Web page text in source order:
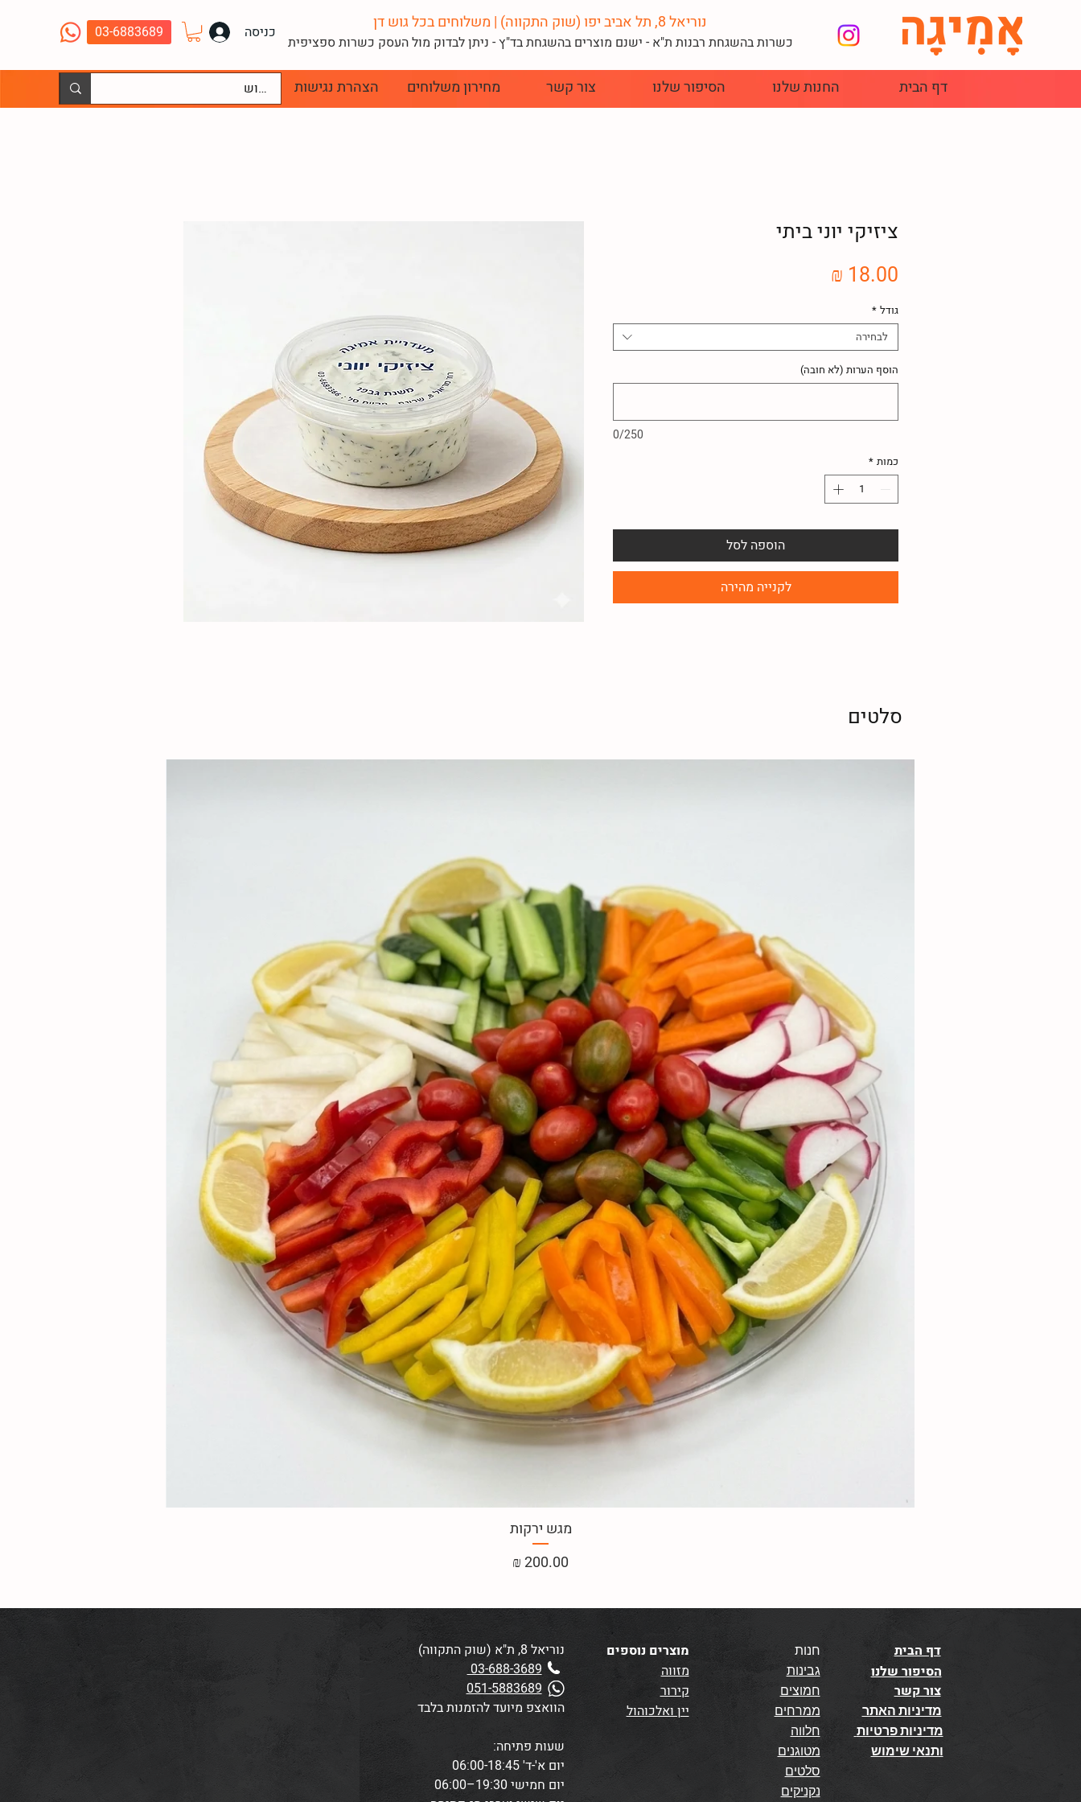
03-6883689 כניסה נוריאל 8, תל אביב יפו (שוק התקווה) | משלוחים בכל גוש דן
כשרות בהשגחת רבנות ת"א - ישנם מוצרים בהשגחת בד"ץ - ניתן לבדוק מול העסק כשרות ספציפית
דף הבית החנות שלנו הסיפור שלנו צור קשר מחירון משלוחים הצהרת נגישות
ציזיקי יוני ביתי
גודל *
לבחירה
הוסף הערות (לא חובה)
0/250
כמות *
הוספה לסל
לקנייה מהירה
סלטים
מגש ירקות
מחיר
נוריאל 8, ת"א (שוק התקווה)
03-688-3689
051-5883689
הוואצפ מיועד להזמנות בלבד
שעות פתיחה:
יום א'-ד' 06:00-18:45
יום חמישי 19:30–06:00
מוצרים נוספים
מזווה
קירור
יין ואלכוהול
חנות
גבינות
חמוצים
ממרחים
חלווה
מטוגנים
סלטים
נקניקים
דף הבית
הסיפור שלנו
צור קשר
מדיניות האתר
ותנאי שימוש